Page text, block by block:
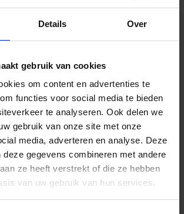
Details Over
gebruik van cookies
om content en advertenties te
functies voor social media te bieden
te analyseren. Ook delen we
gebruik van onze site met onze
media, adverteren en analyse. Deze
deze gegevens combineren met andere
ze heeft verstrekt of die ze hebben
van uw gebruik van hun services.
vonkvrij 34BA 200MM
levertijd 1 tot meerdere werkdagen
merk: 000340801
BTW